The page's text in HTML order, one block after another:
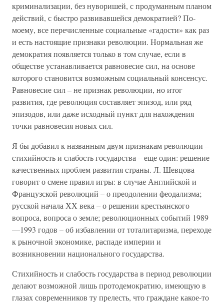
криминализации, без нуворишей, с продуманным планом
действий, с быстро развивавшейся демократией? По-
моему, все перечисленные социальные «гадости» как раз
и есть настоящие признаки революции. Нормальная же
демократия появляется только в том случае, если в
обществе устанавливается равновесие сил, на основе
которого становится возможным социальный консенсус.
Равновесие сил – не признак революции, но итог
развития, где революция составляет эпизод, или ряд
эпизодов, или даже исходный пункт для нахождения
точки равновесия новых сил.
Я бы добавил к названным двум признакам революции –
стихийность и слабость государства – еще один: решение
качественных проблем развития страны. Л. Шевцова
говорит о смене правил игры: в случае Английской и
Французской революций – о преодолении феодализма;
русской начала ХХ века – о решении крестьянского
вопроса, вопроса о земле; революционных событий 1989
—1993 годов – об избавлении от тоталитаризма, переходе
к рыночной экономике, распаде империи и
возникновении национального государства.
Стихийность и слабость государства в период революции
делают возможной лишь протодемократию, имеющую в
глазах современников ту прелесть, что граждане какое-то